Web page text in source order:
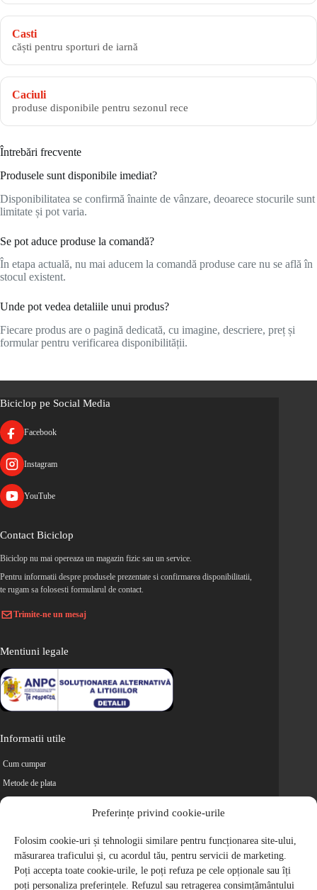
Preferințe privind cookie-urile
Folosim cookie-uri și tehnologii similare pentru funcționarea site-ului,
măsurarea traficului și, cu acordul tău, pentru servicii de marketing.
Poți accepta toate cookie-urile, le poți refuza pe cele opționale sau îți
poți personaliza preferințele. Refuzul sau retragerea consimțământului
Casti
căști pentru sporturi de iarnă
Caciuli
produse disponibile pentru sezonul rece
Întrebări frecvente
Produsele sunt disponibile imediat?
Disponibilitatea se confirmă înainte de vânzare, deoarece stocurile sunt
limitate și pot varia.
Se pot aduce produse la comandă?
În etapa actuală, nu mai aducem la comandă produse care nu se află în
stocul existent.
Unde pot vedea detaliile unui produs?
Fiecare produs are o pagină dedicată, cu imagine, descriere, preț și
formular pentru verificarea disponibilității.
Biciclop pe Social Media
Facebook
Instagram
YouTube
Contact Biciclop
Biciclop nu mai opereaza un magazin fizic sau un service.
Pentru informatii despre produsele prezentate si confirmarea disponibilitatii,
te rugam sa folosesti formularul de contact.
Trimite-ne un mesaj
Mentiuni legale
Informatii utile
Cum cumpar
Metode de plata
Retur
Cariere
Politica de Confidentialitate